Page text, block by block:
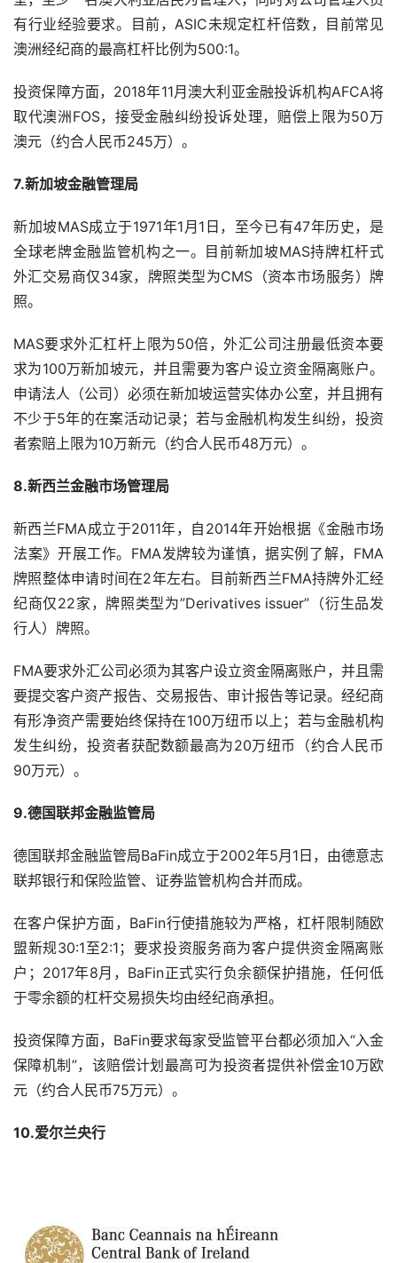
有行业经验要求。目前，ASIC未规定杠杆倍数，目前常见
澳洲经纪商的最高杠杆比例为500:1。
投资保障方面，2018年11月澳大利亚金融投诉机构AFCA将
取代澳洲FOS，接受金融纠纷投诉处理，赔偿上限为50万
澳元（约合人民币245万）。
7.新加坡金融管理局
新加坡MAS成立于1971年1月1日，至今已有47年历史，是
全球老牌金融监管机构之一。目前新加坡MAS持牌杠杆式
外汇交易商仅34家，牌照类型为CMS（资本市场服务）牌
照。
MAS要求外汇杠杆上限为50倍，外汇公司注册最低资本要
求为100万新加坡元，并且需要为客户设立资金隔离账户。
申请法人（公司）必须在新加坡运营实体办公室，并且拥有
不少于5年的在案活动记录；若与金融机构发生纠纷，投资
者索赔上限为10万新元（约合人民币48万元）。
8.新西兰金融市场管理局
新西兰FMA成立于2011年，自2014年开始根据《金融市场
法案》开展工作。FMA发牌较为谨慎，据实例了解，FMA
牌照整体申请时间在2年左右。目前新西兰FMA持牌外汇经
纪商仅22家，牌照类型为”Derivatives issuer”（衍生品发
行人）牌照。
FMA要求外汇公司必须为其客户设立资金隔离账户，并且需
要提交客户资产报告、交易报告、审计报告等记录。经纪商
有形净资产需要始终保持在100万纽币以上；若与金融机构
发生纠纷，投资者获配数额最高为20万纽币（约合人民币
90万元）。
9.德国联邦金融监管局
德国联邦金融监管局BaFin成立于2002年5月1日，由德意志
联邦银行和保险监管、证券监管机构合并而成。
在客户保护方面，BaFin行使措施较为严格，杠杆限制随欧
盟新规30:1至2:1；要求投资服务商为客户提供资金隔离账
户；2017年8月，BaFin正式实行负余额保护措施，任何低
于零余额的杠杆交易损失均由经纪商承担。
投资保障方面，BaFin要求每家受监管平台都必须加入“入金
保障机制”，该赔偿计划最高可为投资者提供补偿金10万欧
元（约合人民币75万元）。
10.爱尔兰央行